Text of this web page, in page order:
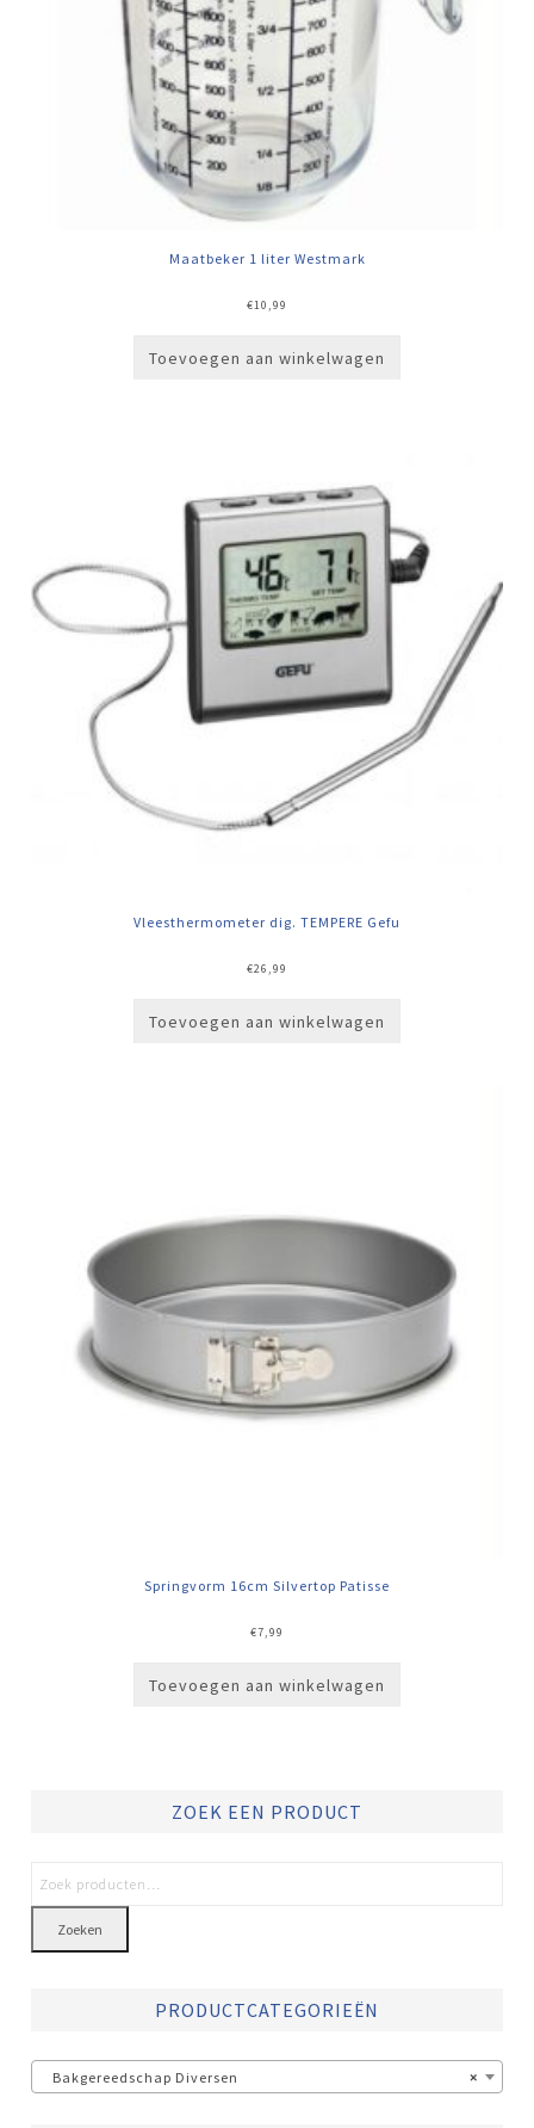
Maatbeker 1 liter Westmark
€10,99
Toevoegen aan winkelwagen
Vleesthermometer dig. TEMPERE Gefu
€26,99
Toevoegen aan winkelwagen
Springvorm 16cm Silvertop Patisse
€7,99
Toevoegen aan winkelwagen
ZOEK EEN PRODUCT
Zoeken
PRODUCTCATEGORIEËN
×
Bakgereedschap Diversen